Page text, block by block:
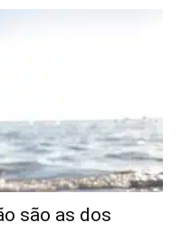
são as dos